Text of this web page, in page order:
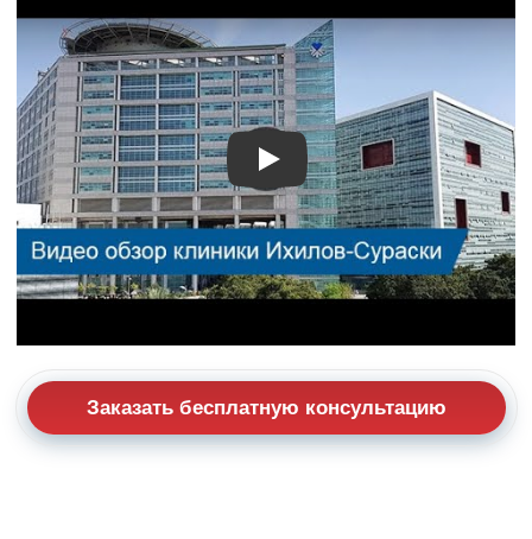
Видео о лечении
Заказать бесплатную консультацию